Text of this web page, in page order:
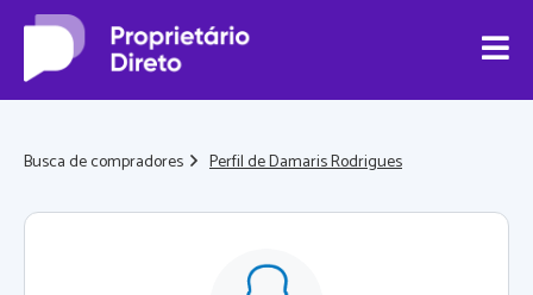
Busca de compradores Perfil de Damaris Rodrigues